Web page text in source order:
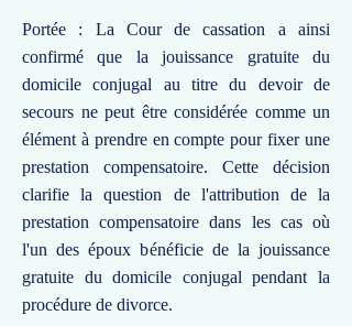
Portée : La Cour de cassation a ainsi
confirmé que la jouissance gratuite du
domicile conjugal au titre du devoir de
secours ne peut être considérée comme un
élément à prendre en compte pour fixer une
prestation compensatoire. Cette décision
clarifie la question de l'attribution de la
prestation compensatoire dans les cas où
l'un des époux bénéficie de la jouissance
gratuite du domicile conjugal pendant la
procédure de divorce.